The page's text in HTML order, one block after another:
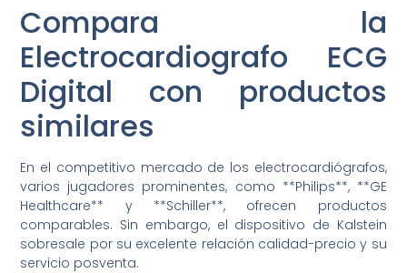
Compara la
Electrocardiografo ECG
Digital con productos
similares
En el competitivo mercado de los electrocardiógrafos,
varios jugadores prominentes, como **Philips**, **GE
Healthcare** y **Schiller**, ofrecen productos
comparables. Sin embargo, el dispositivo de Kalstein
sobresale por su excelente relación calidad-precio y su
servicio posventa.